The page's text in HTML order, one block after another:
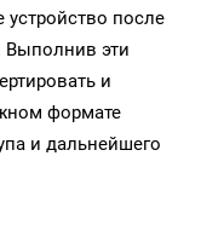
устройство после
Выполнив эти
и
формате
и дальнейшего